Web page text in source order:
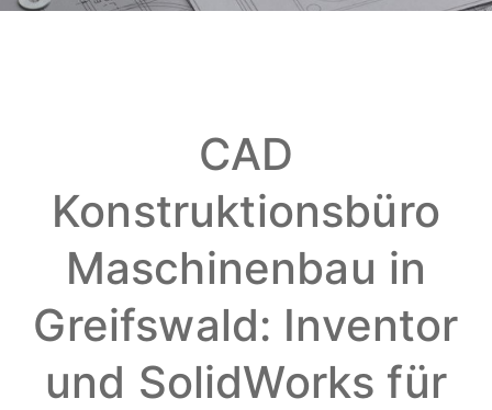
CAD
Konstruktionsbüro
Maschinenbau in
Greifswald: Inventor
und SolidWorks für